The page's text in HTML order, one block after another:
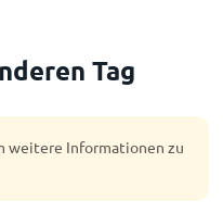
Tag
weitere Informationen zu